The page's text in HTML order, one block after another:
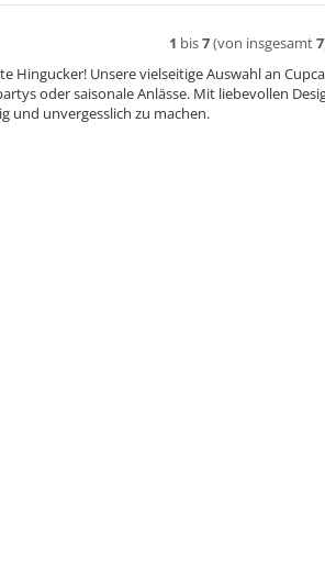
1 bis7(von insgesamt7
Hingucker! Unsere vielseitige Auswahl an
oder saisonale Anlässe. Mit liebevollen
und unvergesslich zu machen.